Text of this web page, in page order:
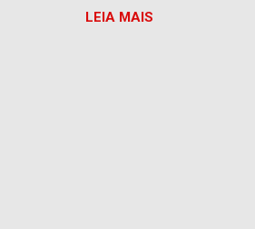
pode acreditar que
LEIA MAIS